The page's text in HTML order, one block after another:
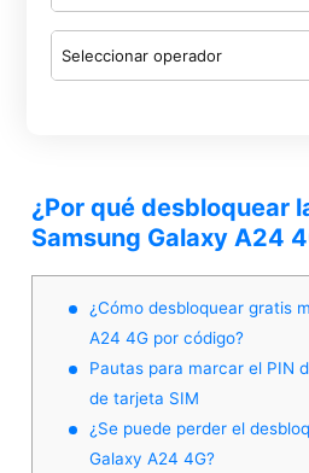
Seleccionar operador
¿Por qué desbloquear
Samsung Galaxy A24
¿Cómo desbloquear gratis
A24 4G por código?
Pautas para marcar el PIN
de tarjeta SIM
¿Se puede perder el
Galaxy A24 4G?